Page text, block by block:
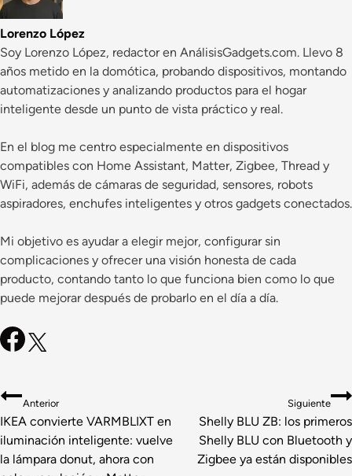
Lorenzo López
Soy Lorenzo López, redactor en AnálisisGadgets.com. Llevo 8
años metido en la domótica, probando dispositivos, montando
automatizaciones y analizando productos para el hogar
inteligente desde un punto de vista práctico y real.
En el blog me centro especialmente en dispositivos
compatibles con Home Assistant, Matter, Zigbee, Thread y
WiFi, además de cámaras de seguridad, sensores, robots
aspiradores, enchufes inteligentes y otros gadgets conectados.
Mi objetivo es ayudar a elegir mejor, configurar sin
complicaciones y ofrecer una visión honesta de cada
producto, contando tanto lo que funciona bien como lo que
puede mejorar después de probarlo en el día a día.
Navegación
de
entradas
Anterior
IKEA convierte VARMBLIXT en
iluminación inteligente: vuelve
la lámpara donut, ahora con
Siguiente
Shelly BLU ZB: los primeros
Shelly BLU con Bluetooth y
Zigbee ya están disponibles